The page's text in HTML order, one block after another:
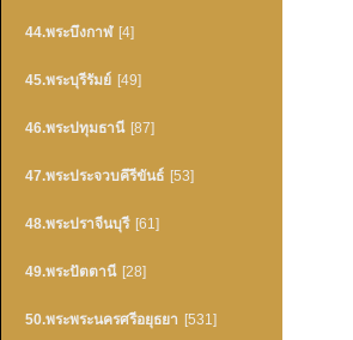
44.พระบึงกาฬ [4]
45.พระบุรีรัมย์ [49]
46.พระปทุมธานี [87]
47.พระประจวบคึรีขันธ์ [53]
48.พระปราจีนบุรี [61]
49.พระปัตตานี [28]
50.พระพระนครศรีอยุธยา [531]